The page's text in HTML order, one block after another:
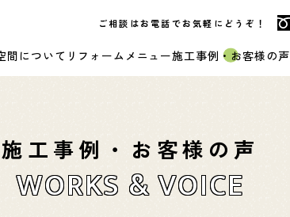
ご相談はお電話でお気軽にどうぞ！
間について リフォームメニュー施工事例・お客様の声
施工事例・お客様の声
WORKS & VOICE